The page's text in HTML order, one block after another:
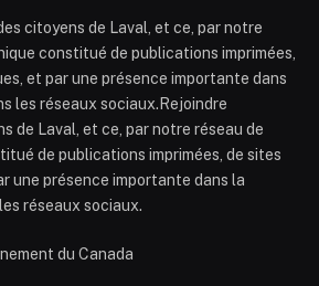
citoyens de Laval, et ce, par notre
constitué de publications imprimées,
et par une présence importante dans
les réseaux sociaux.Rejoindre
de Laval, et ce, par notre réseau de
de publications imprimées, de sites
une présence importante dans la
réseaux sociaux.
du Canada